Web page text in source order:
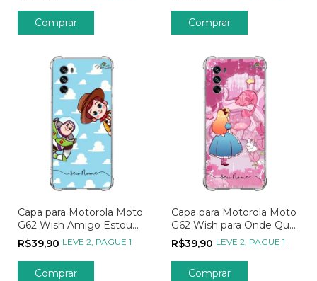
Comprar Comprar
Capa para Motorola Moto
G62 Wish Amigo Estou
Aqui
R$39,90 LEVE 2, PAGUE 1
Comprar
Capa para Motorola Moto
G62 Wish para Onde Quer
Ir
R$39,90 LEVE 2, PAGUE 1
Comprar